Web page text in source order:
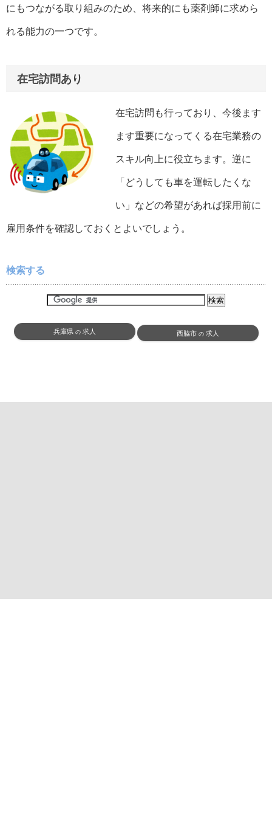
にもつながる取り組みのため、将来的にも薬剤師に求めら
れる能力の一つです。
在宅訪問あり
在宅訪問も行っており、今後ます
ます重要になってくる在宅業務の
スキル向上に役立ちます。逆に
「どうしても車を運転したくな
い」などの希望があれば採用前に
雇用条件を確認しておくとよいでしょう。
検索する
兵庫県の 求人 西脇市の 求人